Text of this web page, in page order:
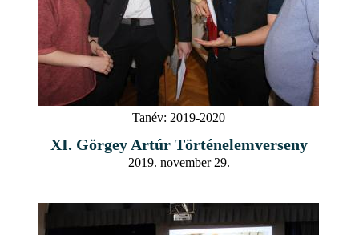
Tanév: 2019-2020
XI. Görgey Artúr Történelemverseny
2019. november 29.